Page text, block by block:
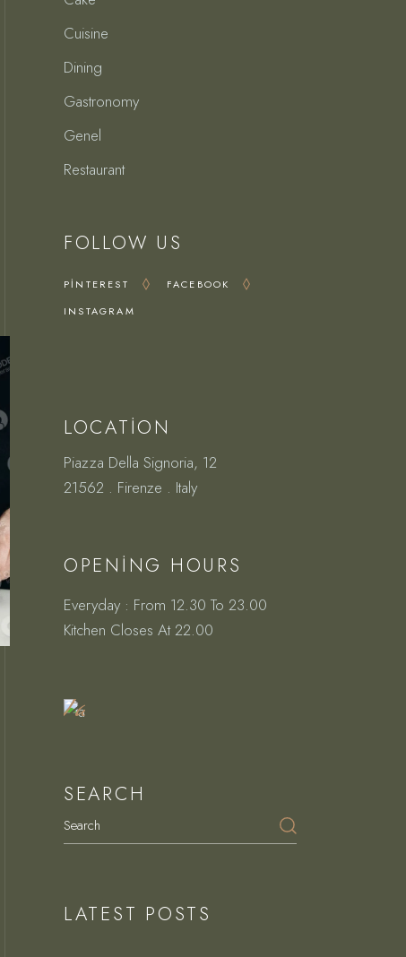
Cuisine
Dining
Gastronomy
Genel
Restaurant
FOLLOW US
PINTEREST
FACEBOOK
INSTAGRAM
LOCATION
Piazza Della Signoria, 12
21562 . Firenze . Italy
OPENING HOURS
Everyday : From 12.30 To 23.00
Kitchen Closes At 22.00
Book
Table
SEARCH
LATEST POSTS